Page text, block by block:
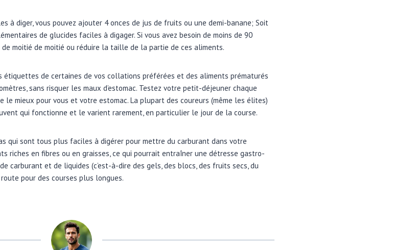
à diger, vous pouvez ajouter 4 onces de jus de fruits ou une demi-banane; Soit
de glucides faciles à digager. Si vous avez besoin de moins de 90
de moitié de moitié ou réduire la taille de la partie de ces aliments.
étiquettes de certaines de vos collations préférées et des aliments prématurés
sans risquer les maux d’estomac. Testez votre petit-déjeuner chaque
le mieux pour vous et votre estomac. La plupart des coureurs (même les élites)
qui fonctionne et le varient rarement, en particulier le jour de la course.
qui sont tous plus faciles à digérer pour mettre du carburant dans votre
riches en fibres ou en graisses, ce qui pourrait entraîner une détresse gastro-
carburant et de liquides (c’est-à-dire des gels, des blocs, des fruits secs, du
pour des courses plus longues.